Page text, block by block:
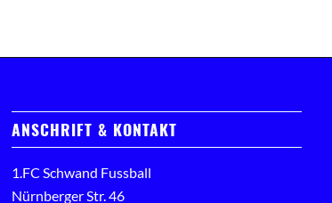
ANSCHRIFT & KONTAKT
1.FC Schwand Fussball
Nürnberger Str. 46